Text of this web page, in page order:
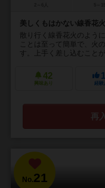
美しくもはかない線香花
散り行く線香花火のよう
ことは至って簡単で、火
す。上手く差し込むこと
42
興味あり 経験
再
No.21